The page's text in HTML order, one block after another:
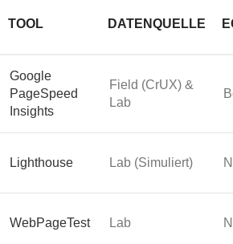
TOOL DATENQUELLE
Google
PageSpeed
Insights
Field (CrUX) &
Lab
Lighthouse Lab (Simuliert)
WebPageTest Lab